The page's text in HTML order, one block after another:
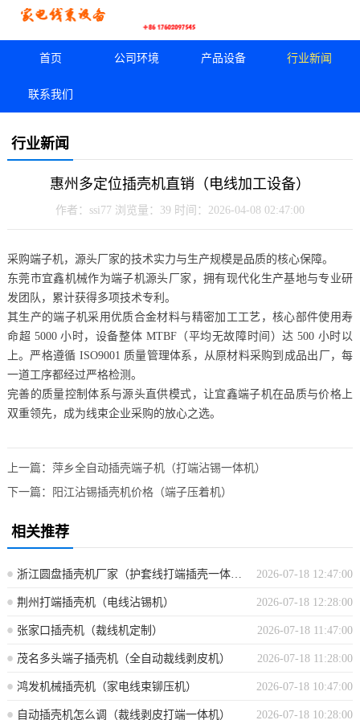
首页 公司环境 产品设备 行业新闻
联系我们
行业新闻
惠州多定位插壳机直销（电线加工设备）
作者：ssi77 浏览量：39 时间：2026-04-08 02:47:00
采购端子机，源头厂家的技术实力与生产规模是品质的核心保障。
东莞市宜鑫机械作为端子机源头厂家，拥有现代化生产基地与专业研
发团队，累计获得多项技术专利。
其生产的端子机采用优质合金材料与精密加工工艺，核心部件使用寿
命超 5000 小时，设备整体 MTBF（平均无故障时间）达 500 小时以
上。严格遵循 ISO9001 质量管理体系，从原材料采购到成品出厂，每
一道工序都经过严格检测。
完善的质量控制体系与源头直供模式，让宜鑫端子机在品质与价格上
双重领先，成为线束企业采购的放心之选。
上一篇： 萍乡全自动插壳端子机（打端沾锡一体机）
下一篇：
阳江沾锡插壳机价格（端子压着机）
相关推荐
2026-07-18 12:47:00
浙江圆盘插壳机厂家（护套线打端插壳一体机）
2026-07-18 12:28:00
荆州打端插壳机（电线沾锡机）
2026-07-18 11:47:00
张家口插壳机（裁线机定制）
2026-07-18 11:28:00
茂名多头端子插壳机（全自动裁线剥皮机）
2026-07-18 10:47:00
鸿发机械插壳机（家电线束铆压机）
2026-07-18 10:28:00
自动插壳机怎么调（裁线剥皮打端一体机）